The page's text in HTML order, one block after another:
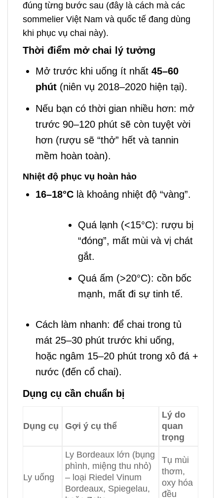
đúng từng bước sau (đây là cách mà các
sommelier Việt Nam và quốc tế đang dùng
khi phục vụ chai này).
Thời điểm mở chai lý tưởng
Mở trước khi uống ít nhất 45–60
phút (niên vụ 2018–2020 hiện tại).
Nếu bạn có thời gian nhiều hơn: mở
trước 90–120 phút sẽ còn tuyệt vời
hơn (rượu sẽ “thở” hết và tannin
mềm hoàn toàn).
Nhiệt độ phục vụ hoàn hảo
16–18°C là khoảng nhiệt độ “vàng”.
Quá lạnh (<15°C): rượu bị
“đóng”, mất mùi và vị chát
gắt.
Quá ấm (>20°C): cồn bốc
mạnh, mất đi sự tinh tế.
Cách làm nhanh: để chai trong tủ
mát 25–30 phút trước khi uống,
hoặc ngâm 15–20 phút trong xô đá +
nước (đến cổ chai).
Dụng cụ cần chuẩn bị
Dụng cụ Gợi ý cụ thể
Lý do
quan
trọng
Ly uống
Ly Bordeaux lớn (bụng
phình, miệng thu nhỏ)
– loại Riedel Vinum
Bordeaux, Spiegelau,
Tụ mùi
thơm,
oxy hóa
đều